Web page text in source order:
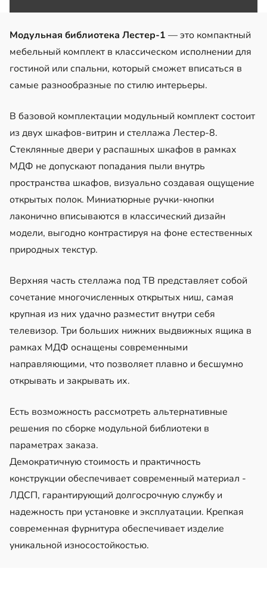
Модульная библиотека Лестер-1 — это компактный
мебельный комплект в классическом исполнении для
гостиной или спальни, который сможет вписаться в
самые разнообразные по стилю интерьеры.
В базовой комплектации модульный комплект состоит
из двух шкафов-витрин и стеллажа Лестер-8.
Стеклянные двери у распашных шкафов в рамках
МДФ не допускают попадания пыли внутрь
пространства шкафов, визуально создавая ощущение
открытых полок. Миниатюрные ручки-кнопки
лаконично вписываются в классический дизайн
модели, выгодно контрастируя на фоне естественных
природных текстур.
Верхняя часть стеллажа под ТВ представляет собой
сочетание многочисленных открытых ниш, самая
крупная из них удачно разместит внутри себя
телевизор. Три больших нижних выдвижных ящика в
рамках МДФ оснащены современными
направляющими, что позволяет плавно и бесшумно
открывать и закрывать их.
Есть возможность рассмотреть альтернативные
решения по сборке модульной библиотеки в
параметрах заказа.
Демократичную стоимость и практичность
конструкции обеспечивает современный материал -
ЛДСП, гарантирующий долгосрочную службу и
надежность при установке и эксплуатации. Крепкая
современная фурнитура обеспечивает изделие
уникальной износостойкостью.